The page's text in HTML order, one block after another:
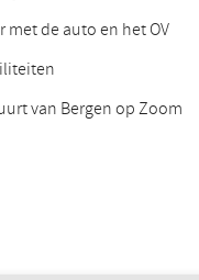
met de auto en het OV
van Bergen op Zoom